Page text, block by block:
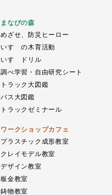
まなびの森
めざせ、防災ヒーロー
いすゞの木育活動
いすゞドリル
調べ学習・自由研究シート
トラック大図鑑
バス大図鑑
トラックゼミナール
ワークショップカフェ
プラスチック成形教室
クレイモデル教室
デザイン教室
板金教室
鋳物教室